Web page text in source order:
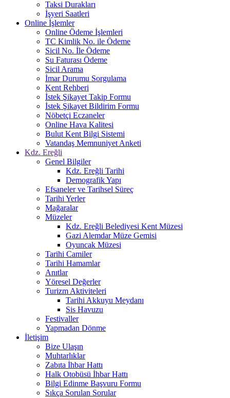
Taksi Durakları
İşyeri Saatleri
Online İşlemler
Online Ödeme İşlemleri
TC Kimlik No. ile Ödeme
Sicil No. İle Ödeme
Su Faturası Ödeme
Sicil Arama
İmar Durumu Sorgulama
Kent Rehberi
İstek Şikayet Takip Formu
İstek Şikayet Bildirim Formu
Nöbetçi Eczaneler
Online Hava Kalitesi
Bulut Kent Bilgi Sistemi
Vatandaş Memnuniyet Anketi
Kdz. Ereğli
Genel Bilgiler
Kdz. Ereğli Tarihi
Demografik Yapı
Efsaneler ve Tarihsel Süreç
Tarihi Yerler
Mağaralar
Müzeler
Kdz. Ereğli Belediyesi Kent Müzesi
Gazi Alemdar Müze Gemisi
Oyuncak Müzesi
Tarihi Camiler
Tarihi Hamamlar
Anıtlar
Yöresel Değerler
Turizm Aktiviteleri
Tarihi Akkuyu Meydanı
Sis Havuzu
Festivaller
Yapmadan Dönme
İletişim
Bize Ulaşın
Muhtarlıklar
Zabıta İhbar Hattı
Halk Otobüsü İhbar Hattı
Bilgi Edinme Başvuru Formu
Sıkça Sorulan Sorular